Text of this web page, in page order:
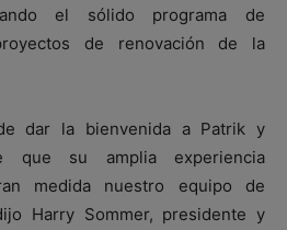
el sólido programa de
de renovación de la
dar la bienvenida a Patrik y
que su amplia experiencia
medida nuestro equipo de
Harry Sommer, presidente y